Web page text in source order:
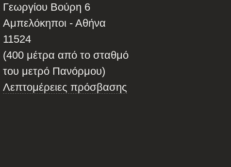
Γεωργίου Βούρη 6
Αμπελόκηποι - Αθήνα
11524
(400 μέτρα από το σταθμό
του μετρό Πανόρμου)
Λεπτομέρειες πρόσβασης